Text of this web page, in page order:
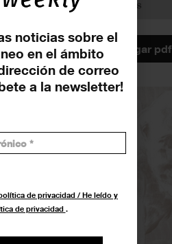
noticias sobre el
en el ámbito
de correo
a la newsletter!
de privacidad / He leído y
de privacidad .
descargar pdf